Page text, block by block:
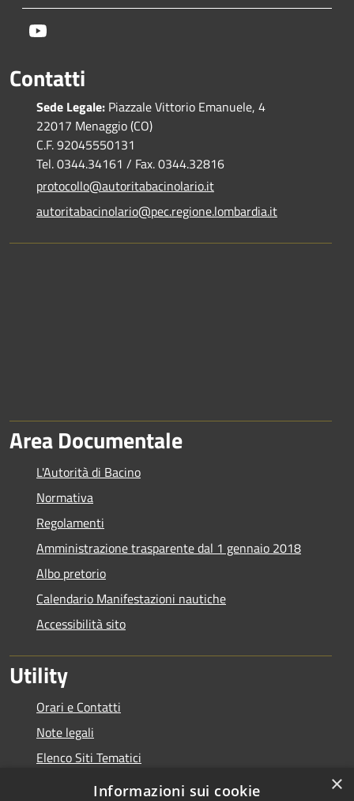
Contatti
Sede Legale: Piazzale Vittorio Emanuele, 4
22017 Menaggio (CO)
C.F. 92045550131
Tel. 0344.34161 / Fax. 0344.32816
protocollo@autoritabacinolario.it
autoritabacinolario@pec.regione.lombardia.it
Area Documentale
L'Autorità di Bacino
Normativa
Regolamenti
Amministrazione trasparente dal 1 gennaio 2018
Albo pretorio
Calendario Manifestazioni nautiche
Accessibilità sito
Utility
Orari e Contatti
Note legali
Elenco Siti Tematici
×
Informazioni sui cookie